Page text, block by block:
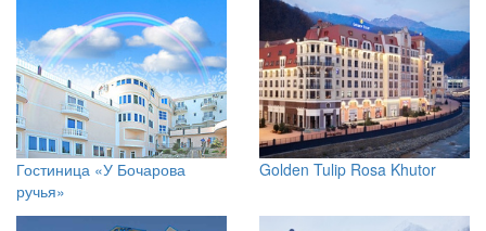
Гостиница «У Бочарова
ручья»
Golden Tulip Rosa Khutor